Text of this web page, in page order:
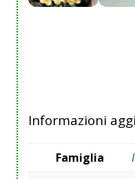
Informazioni
Famiglia